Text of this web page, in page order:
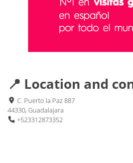
📍 Location and
C. Puerto la Paz 887
44330, Guadalajara
+523312873352